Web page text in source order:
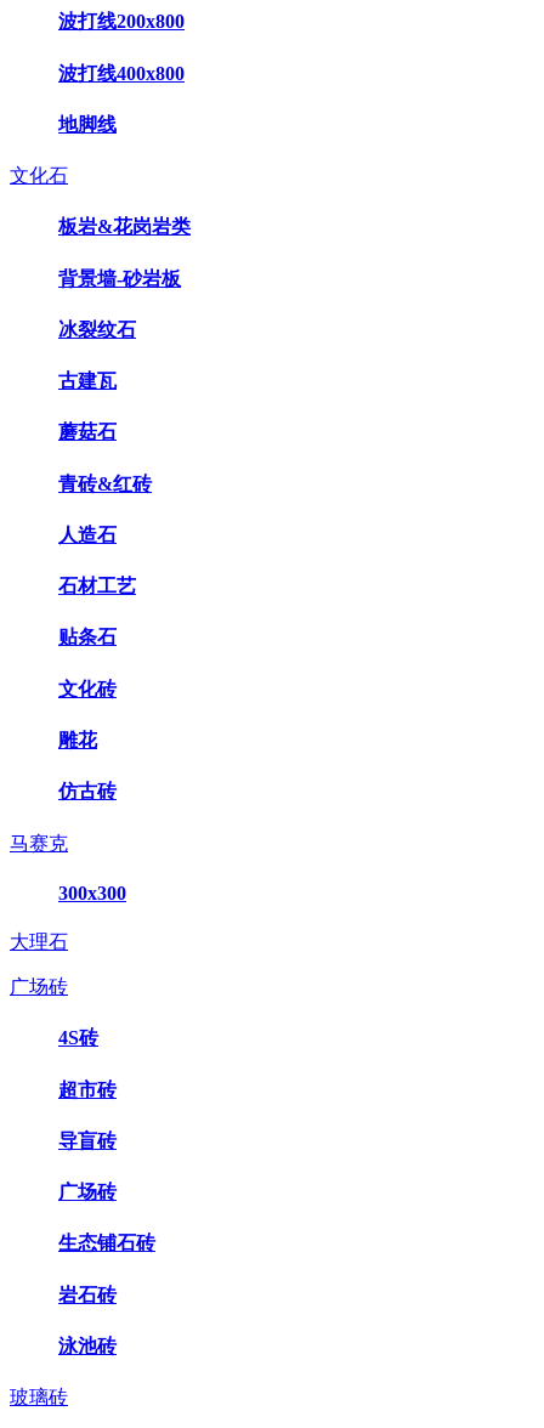
波打线200x800
波打线400x800
地脚线
文化石
板岩&花岗岩类
背景墙-砂岩板
冰裂纹石
古建瓦
蘑菇石
青砖&红砖
人造石
石材工艺
贴条石
文化砖
雕花
仿古砖
马赛克
300x300
大理石
广场砖
4S砖
超市砖
导盲砖
广场砖
生态铺石砖
岩石砖
泳池砖
玻璃砖